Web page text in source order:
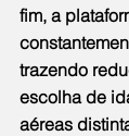
fim, a
trazendo
escolha de
aéreas